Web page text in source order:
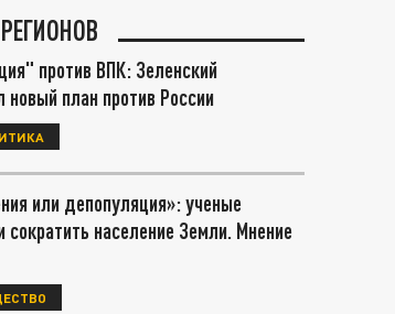
против ВПК: Зеленский
новый план против России
или депопуляция»: ученые
население Земли. Мнение